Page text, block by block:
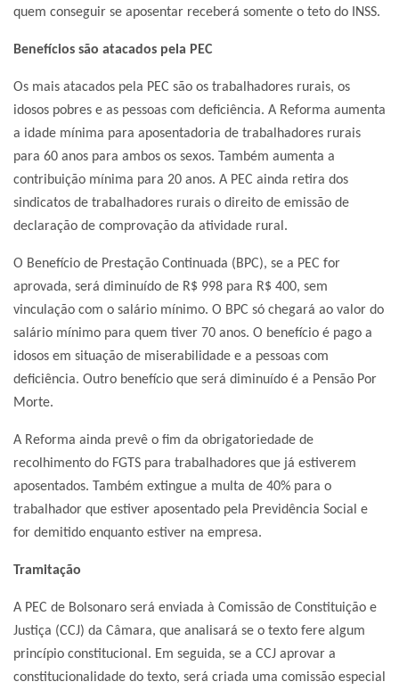
quem conseguir se aposentar receberá somente o teto do INSS.
Benefícios são atacados pela PEC
Os mais atacados pela PEC são os trabalhadores rurais, os
idosos pobres e as pessoas com deficiência. A Reforma aumenta
a idade mínima para aposentadoria de trabalhadores rurais
para 60 anos para ambos os sexos. Também aumenta a
contribuição mínima para 20 anos. A PEC ainda retira dos
sindicatos de trabalhadores rurais o direito de emissão de
declaração de comprovação da atividade rural.
O Benefício de Prestação Continuada (BPC), se a PEC for
aprovada, será diminuído de R$ 998 para R$ 400, sem
vinculação com o salário mínimo. O BPC só chegará ao valor do
salário mínimo para quem tiver 70 anos. O benefício é pago a
idosos em situação de miserabilidade e a pessoas com
deficiência. Outro benefício que será diminuído é a Pensão Por
Morte.
A Reforma ainda prevê o fim da obrigatoriedade de
recolhimento do FGTS para trabalhadores que já estiverem
aposentados. Também extingue a multa de 40% para o
trabalhador que estiver aposentado pela Previdência Social e
for demitido enquanto estiver na empresa.
Tramitação
A PEC de Bolsonaro será enviada à Comissão de Constituição e
Justiça (CCJ) da Câmara, que analisará se o texto fere algum
princípio constitucional. Em seguida, se a CCJ aprovar a
constitucionalidade do texto, será criada uma comissão especial